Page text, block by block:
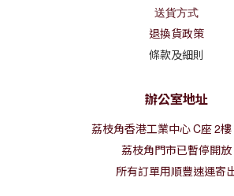
送貨方式
退換貨政策
條款及細則
辦公室地址
荔枝角香港工業中心C座2樓
荔枝角門市已暫停開放
所有訂單用順豐速運寄